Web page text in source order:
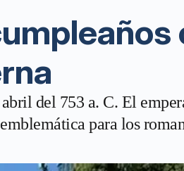
del 753 a. C. El
para los